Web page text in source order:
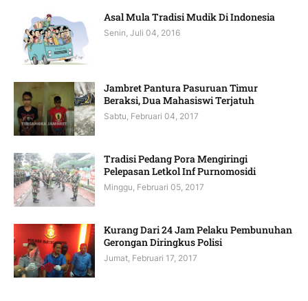
Asal Mula Tradisi Mudik Di Indonesia
Senin, Juli 04, 2016
Jambret Pantura Pasuruan Timur
Beraksi, Dua Mahasiswi Terjatuh
Sabtu, Februari 04, 2017
Tradisi Pedang Pora Mengiringi
Pelepasan Letkol Inf Purnomosidi
Minggu, Februari 05, 2017
Kurang Dari 24 Jam Pelaku Pembunuhan
Gerongan Diringkus Polisi
Jumat, Februari 17, 2017